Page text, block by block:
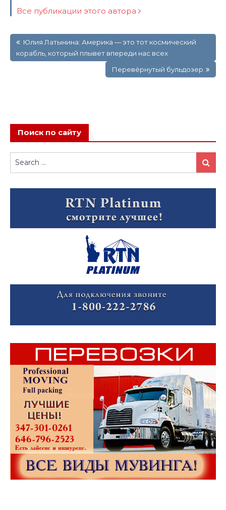
Все публикации этого автора
по
записям
Юлия Латынина: Америка — это тот космический
корабль, который плывет впереди нас всех
Перевёрнутый бульдозер
Поиск по сайту
Search
for:
Search